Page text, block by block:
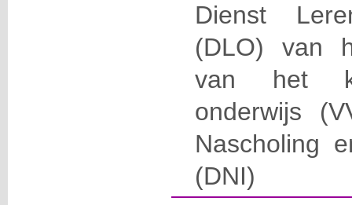
Dienst
(DLO) van
van het
onderwijs
Nascholing
(DNI)